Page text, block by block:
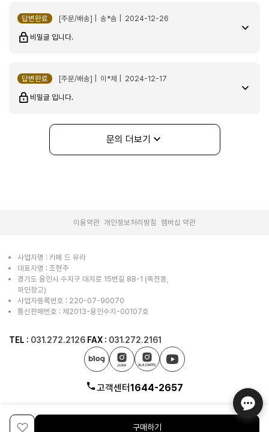
늘 재구매하는 원두입니다. 추천~
에스프레소 블렌드 500g
do****
에스프레소 블렌드 500g 2026-04-10
리뷰 더보기
답변완료 [주문/배송] | 송*솜 | 2024-12-26
비밀글 입니다.
답변완료 [주문/배송] | 이*제 | 2024-12-17
비밀글 입니다.
문의 더보기
구매하기
사업자명 : 카페 드 유라
대표자명 : 조현주
경기도 용인시 수지구 대지로 15번길 88-1 (죽전동,
파인창고)
사업자등록번호 : 220-07-90070
통신판매번호 : 제2013-용인수지-00107호
TEL : 031.272.2126 FAX : 031.272.2161
이용약관 개인정보처리방침 멤버십 약관
고객센터1644-2657